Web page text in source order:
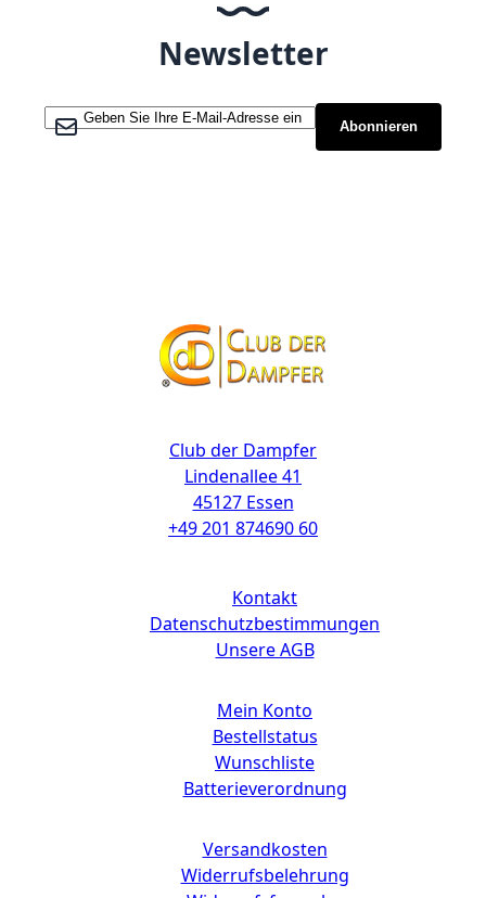
Newsletter
Melden Sie sich für unseren Newsletter an:
Abonnieren
Club der Dampfer
Lindenallee 41
45127 Essen
+49 201 874690 60
Kontakt
Datenschutzbestimmungen
Unsere AGB
Mein Konto
Bestellstatus
Wunschliste
Batterieverordnung
Versandkosten
Widerrufsbelehrung